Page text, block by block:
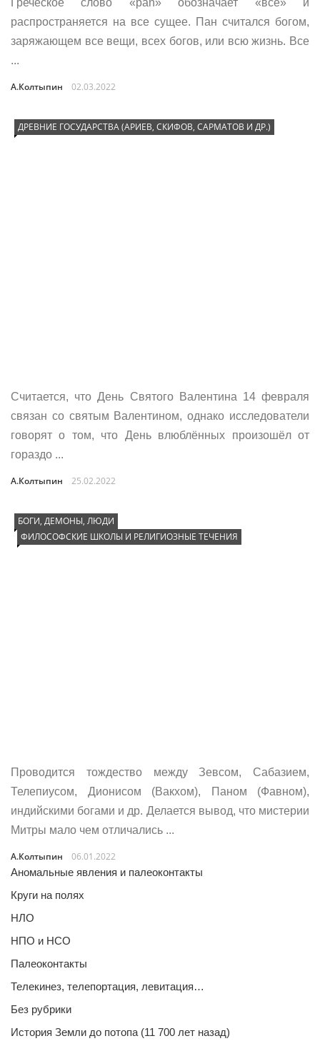
Греческое слово «pan» обозначает «все» и
распространяется на все сущее. Пан считался богом,
заряжающем все вещи, всех богов, или всю жизнь. Все
...
А.Колтыпин 02.03.2022
ДРЕВНИЕ ГОСУДАРСТВА (АРИЕВ, СКИФОВ, САРМАТОВ И ДР.)
Считается, что День Святого Валентина 14 февраля
связан со святым Валентином, однако исследователи
говорят о том, что День влюблённых произошёл от
гораздо ...
А.Колтыпин 25.02.2022
БОГИ, ДЕМОНЫ, ЛЮДИ
ФИЛОСОФСКИЕ ШКОЛЫ И РЕЛИГИОЗНЫЕ ТЕЧЕНИЯ
Проводится тождество между Зевсом, Сабазием,
Телепиусом, Дионисом (Вакхом), Паном (Фавном),
индийскими богами и др. Делается вывод, что мистерии
Митры мало чем отличались ...
А.Колтыпин
06.01.2022
Аномальные явления и палеоконтакты
Круги на полях
НЛО
НПО и НСО
Палеоконтакты
Телекинез, телепортация, левитация…
Без рубрики
История Земли до потопа (11 700 лет назад)